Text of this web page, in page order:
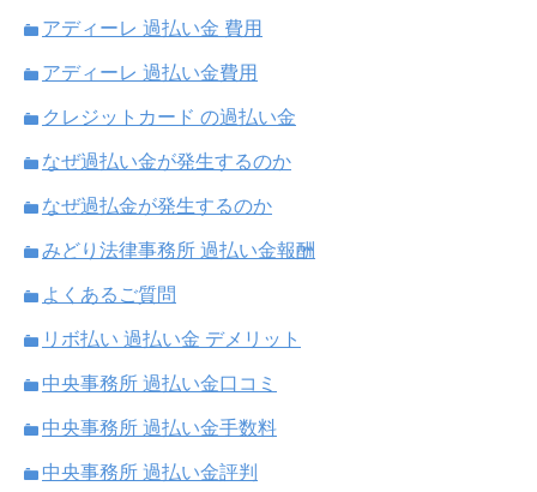
アディーレ 過払い金 費用
アディーレ 過払い金費用
クレジットカード の過払い金
なぜ過払い金が発生するのか
なぜ過払金が発生するのか
みどり法律事務所 過払い金報酬
よくあるご質問
リボ払い 過払い金 デメリット
中央事務所 過払い金口コミ
中央事務所 過払い金手数料
中央事務所 過払い金評判